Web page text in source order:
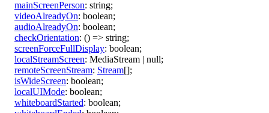
mainScreenPerson: string;
videoAlreadyOn: boolean;
audioAlreadyOn: boolean;
checkOrientation: () => string;
screenForceFullDisplay: boolean;
localStreamScreen: MediaStream | null;
remoteScreenStream: Stream[];
isWideScreen: boolean;
localUIMode: boolean;
whiteboardStarted: boolean;